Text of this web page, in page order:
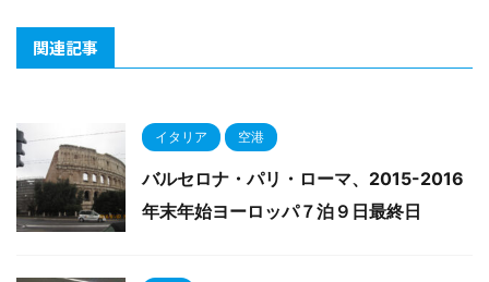
関連記事
イタリア 空港
バルセロナ・パリ・ローマ、2015-2016
年末年始ヨーロッパ７泊９日最終日